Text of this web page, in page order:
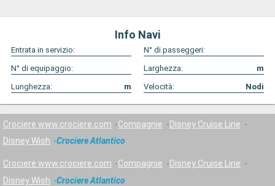
Info Navi
Entrata in servizio:
N° di passeggeri:
N° di equipaggio:
Larghezza:
m
Lunghezza:
m Velocità: Nodi
Crociere www.crociere.com Compagnie
Disney Cruise Line
Disney Wish
Crociere Atlantico
Crociere www.crociere.com Compagnie
Disney Cruise Line
Disney Wish
Crociere Atlantico